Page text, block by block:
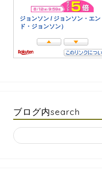
ブログ内search